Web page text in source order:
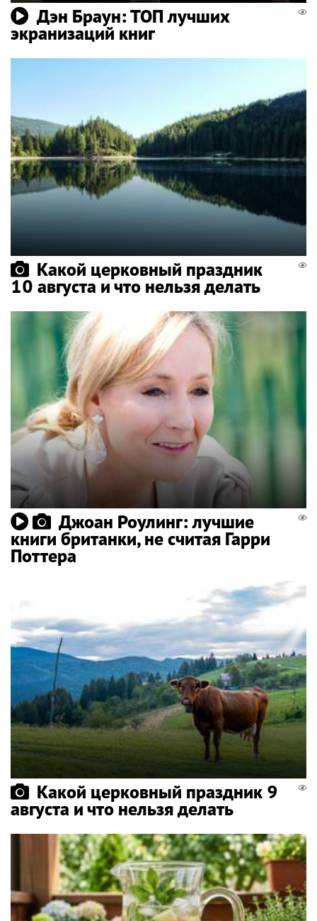
Дэн Браун: ТОП лучших
экранизаций книг
Какой церковный праздник
10 августа и что нельзя делать
Джоан Роулинг: лучшие
книги британки, не считая Гарри
Поттера
Какой церковный праздник 9
августа и что нельзя делать